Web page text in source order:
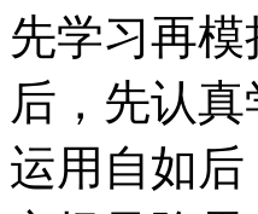
先学习再
后，先认
运用自如